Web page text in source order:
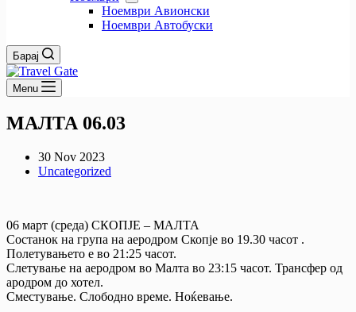
Ноември Авионски
Ноември Автобуски
Барај
Menu
МАЛТА 06.03
30 Nov 2023
Uncategorized
06 март (среда) СКОПЈЕ – МАЛТА
Состанок на група на аеродром Скопје во 19.30 часот .
Полетувањето е во 21:25 часот.
Слетување на аеродром во Малта во 23:15 часот. Трансфер од
ародром до хотел.
Сместување. Слободно време. Ноќевање.